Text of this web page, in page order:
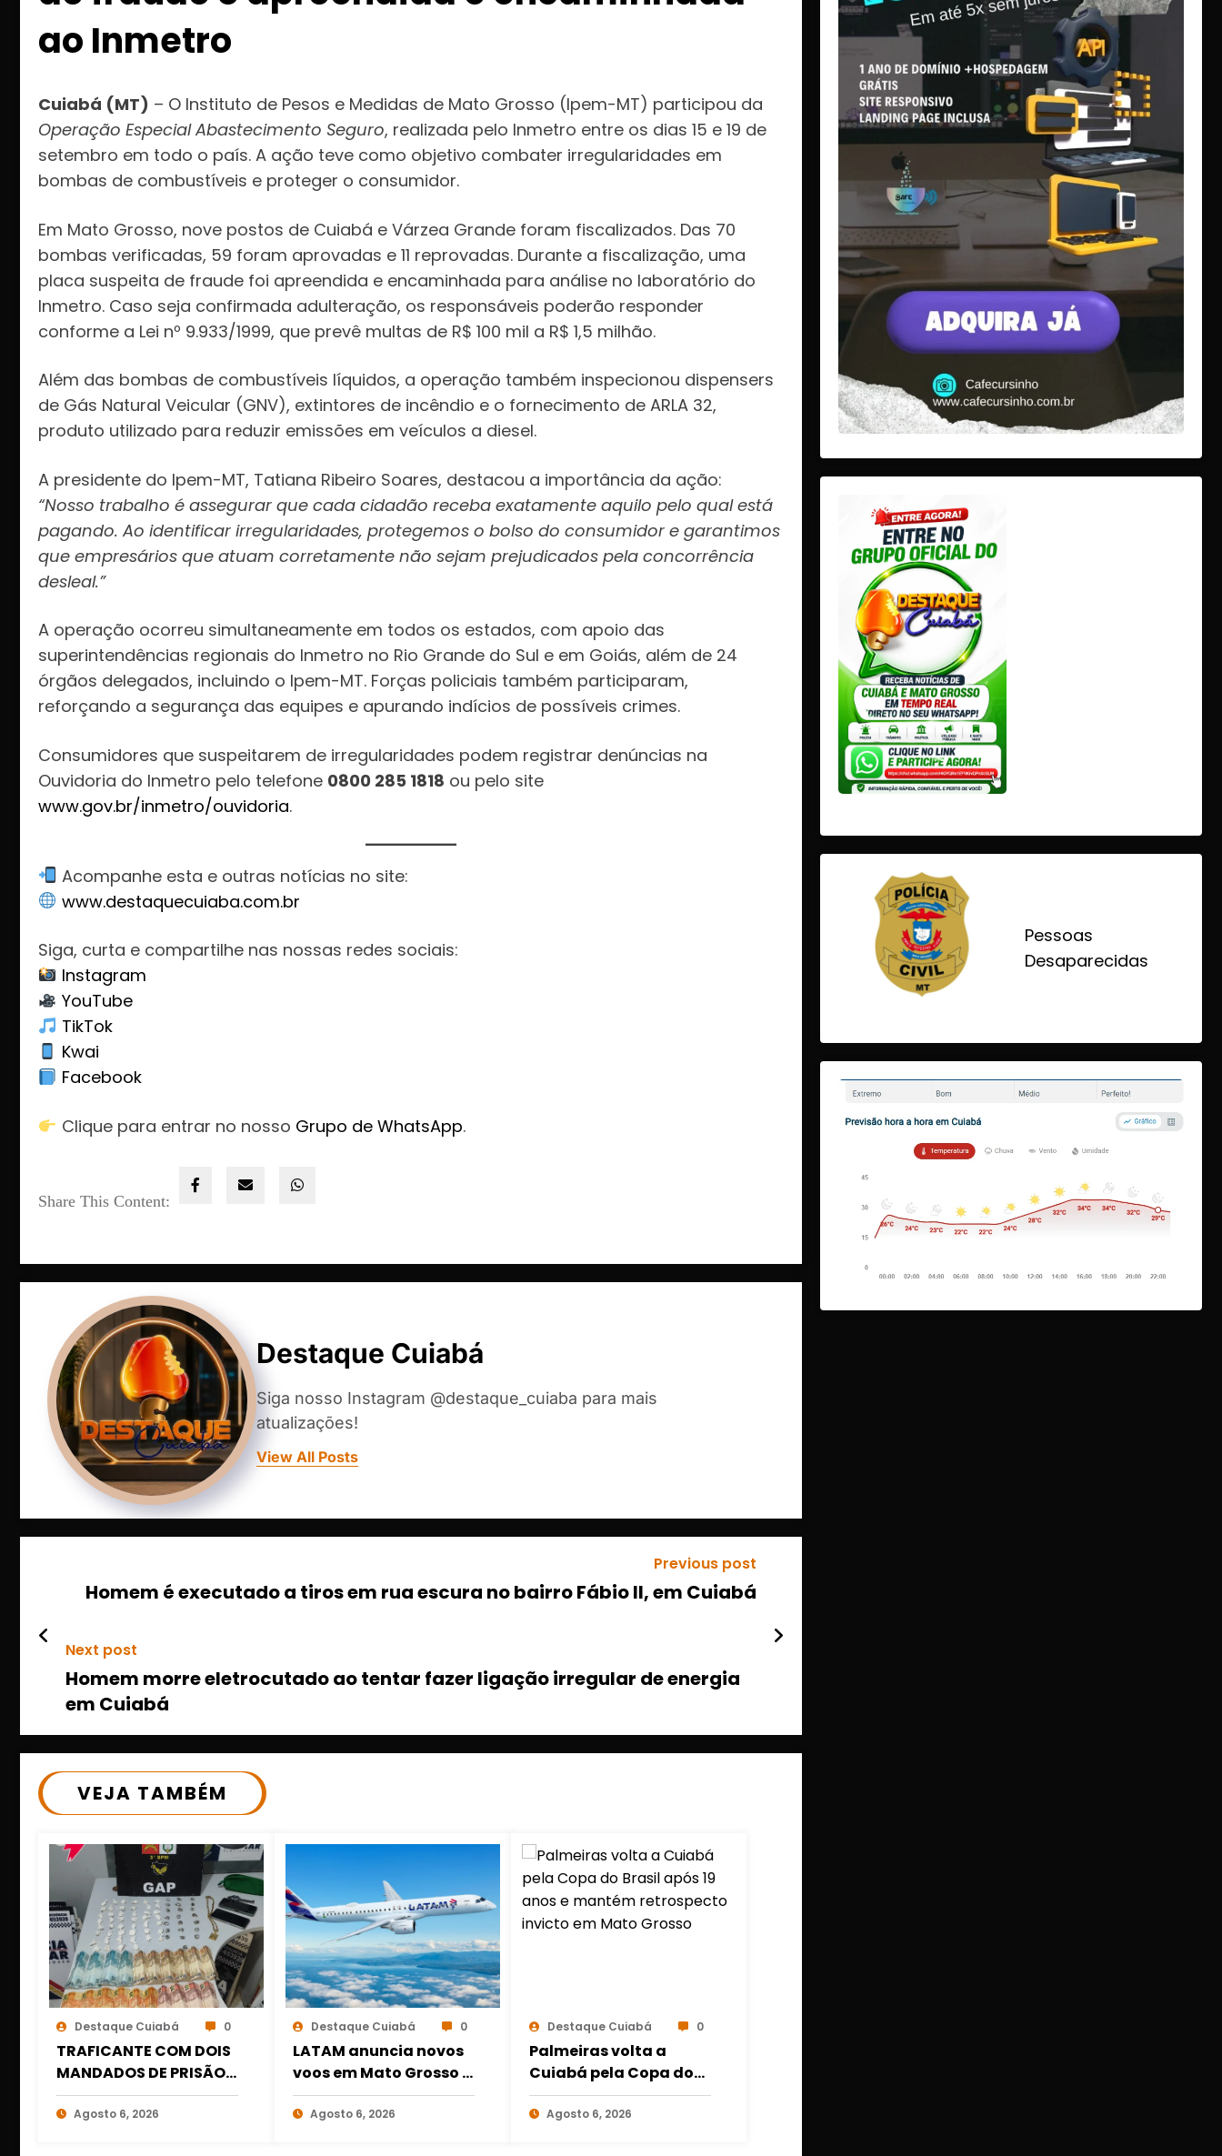
ao Inmetro
Cuiabá (MT) – O Instituto de Pesos e Medidas de Mato Grosso (Ipem-MT) participou da
Operação Especial Abastecimento Seguro, realizada pelo Inmetro entre os dias 15 e 19 de
setembro em todo o país. A ação teve como objetivo combater irregularidades em
bombas de combustíveis e proteger o consumidor.
Em Mato Grosso, nove postos de Cuiabá e Várzea Grande foram fiscalizados. Das 70
bombas verificadas, 59 foram aprovadas e 11 reprovadas. Durante a fiscalização, uma
placa suspeita de fraude foi apreendida e encaminhada para análise no laboratório do
Inmetro. Caso seja confirmada adulteração, os responsáveis poderão responder
conforme a Lei nº 9.933/1999, que prevê multas de R$ 100 mil a R$ 1,5 milhão.
Além das bombas de combustíveis líquidos, a operação também inspecionou dispensers
de Gás Natural Veicular (GNV), extintores de incêndio e o fornecimento de ARLA 32,
produto utilizado para reduzir emissões em veículos a diesel.
A presidente do Ipem-MT, Tatiana Ribeiro Soares, destacou a importância da ação:
“Nosso trabalho é assegurar que cada cidadão receba exatamente aquilo pelo qual está
pagando. Ao identificar irregularidades, protegemos o bolso do consumidor e garantimos
que empresários que atuam corretamente não sejam prejudicados pela concorrência
desleal.”
A operação ocorreu simultaneamente em todos os estados, com apoio das
superintendências regionais do Inmetro no Rio Grande do Sul e em Goiás, além de 24
órgãos delegados, incluindo o Ipem-MT. Forças policiais também participaram,
reforçando a segurança das equipes e apurando indícios de possíveis crimes.
Consumidores que suspeitarem de irregularidades podem registrar denúncias na
Ouvidoria do Inmetro pelo telefone 0800 285 1818 ou pelo site
www.gov.br/inmetro/ouvidoria.
Acompanhe esta e outras notícias no site:
www.destaquecuiaba.com.br
Siga, curta e compartilhe nas nossas redes sociais:
Instagram
YouTube
TikTok
Kwai
Facebook
Clique para entrar no nosso Grupo de WhatsApp.
Share This Content:
Destaque Cuiabá
Siga nosso Instagram @destaque_cuiaba para mais
atualizações!
View All Posts
Previous post
Homem é executado a tiros em rua escura no bairro Fábio II, em Cuiabá
Next post
Homem morre eletrocutado ao tentar fazer ligação irregular de energia
em Cuiabá
VEJA TAMBÉM
Destaque Cuiabá 0
TRAFICANTE COM DOIS
MANDADOS DE PRISÃO É
PRESO COM DROGAS E
DINHEIRO NO 1º DE
Agosto 6, 2026
Destaque Cuiabá 0
LATAM anuncia novos
voos em Mato Grosso e
amplia conexões a
partir de Cuiabá e
Agosto 6, 2026
Destaque Cuiabá 0
Palmeiras volta a
Cuiabá pela Copa do
Brasil após 19 anos e
mantém retrospecto
Agosto 6, 2026
Pessoas
Desaparecidas